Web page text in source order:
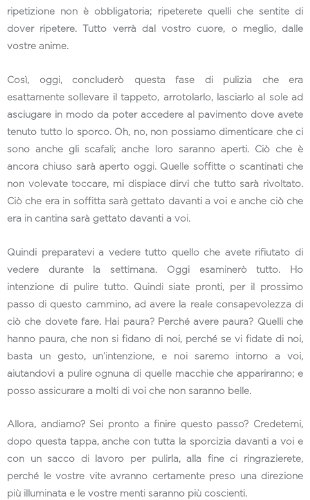
ripetizione non è obbligatoria; ripeterete quelli che sentite di
dover ripetere. Tutto verrà dal vostro cuore, o meglio, dalle
vostre anime.
Così, oggi, concluderò questa fase di pulizia che era
esattamente sollevare il tappeto, arrotolarlo, lasciarlo al sole ad
asciugare in modo da poter accedere al pavimento dove avete
tenuto tutto lo sporco. Oh, no, non possiamo dimenticare che ci
sono anche gli scafali; anche loro saranno aperti. Ciò che è
ancora chiuso sarà aperto oggi. Quelle soffitte o scantinati che
non volevate toccare, mi dispiace dirvi che tutto sarà rivoltato.
Ciò che era in soffitta sarà gettato davanti a voi e anche ciò che
era in cantina sarà gettato davanti a voi.
Quindi preparatevi a vedere tutto quello che avete rifiutato di
vedere durante la settimana. Oggi esaminerò tutto. Ho
intenzione di pulire tutto. Quindi siate pronti, per il prossimo
passo di questo cammino, ad avere la reale consapevolezza di
ciò che dovete fare. Hai paura? Perché avere paura? Quelli che
hanno paura, che non si fidano di noi, perché se vi fidate di noi,
basta un gesto, un’intenzione, e noi saremo intorno a voi,
aiutandovi a pulire ognuna di quelle macchie che appariranno; e
posso assicurare a molti di voi che non saranno belle.
Allora, andiamo? Sei pronto a finire questo passo? Credetemi,
dopo questa tappa, anche con tutta la sporcizia davanti a voi e
con un sacco di lavoro per pulirla, alla fine ci ringrazierete,
perché le vostre vite avranno certamente preso una direzione
più illuminata e le vostre menti saranno più coscienti.